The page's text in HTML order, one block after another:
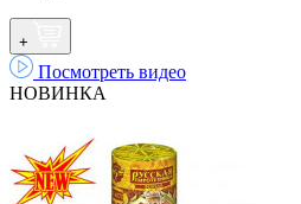
+
Посмотреть видео
НОВИНКА